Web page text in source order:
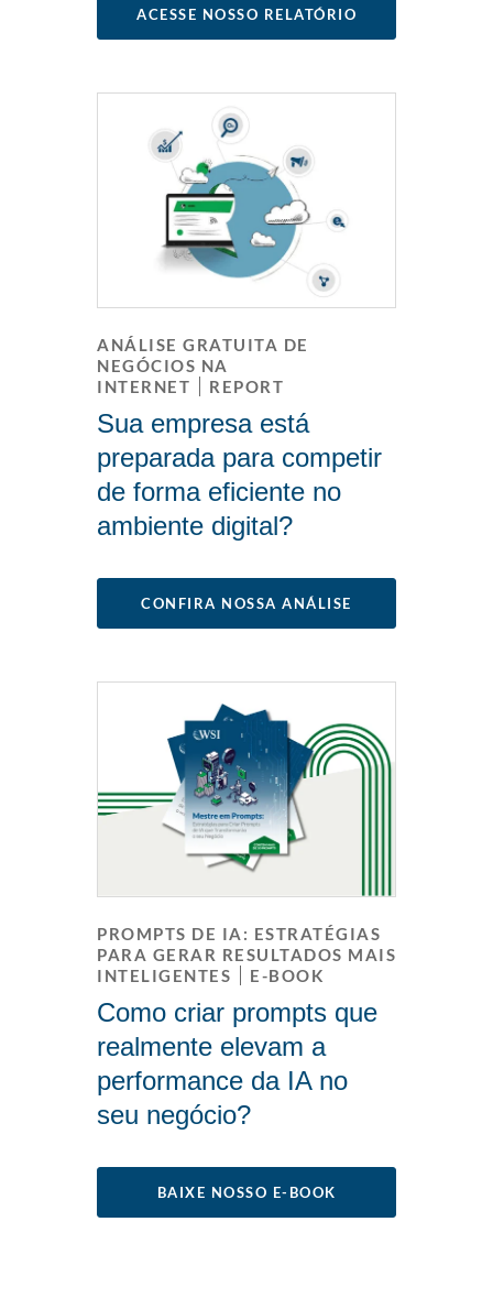
ACESSE NOSSO RELATÓRIO
ANÁLISE GRATUITA DE
NEGÓCIOS NA
INTERNET
REPORT
Sua empresa está
preparada para competir
de forma eficiente no
ambiente digital?
CONFIRA NOSSA ANÁLISE
PROMPTS DE IA: ESTRATÉGIAS
PARA GERAR RESULTADOS MAIS
INTELIGENTES
E-BOOK
Como criar prompts que
realmente elevam a
performance da IA no
seu negócio?
BAIXE NOSSO E-BOOK